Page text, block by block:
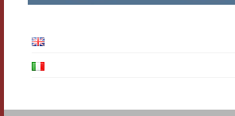
Poesia inglese postcoloniale
Dépliant e cedola acquisti